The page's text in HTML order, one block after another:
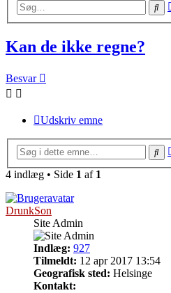
Søg
Kan de ikke regne?
Besvar
Udskriv emne
Søg
4 indlæg • Side 1 af 1
DrunkSon
Site Admin
Indlæg: 927
Tilmeldt: 12 apr 2017 13:54
Geografisk sted: Helsinge
Kontakt: